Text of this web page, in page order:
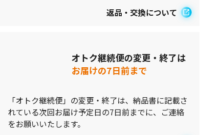
返品・交換について
オトク継続便の変更・終了は
お届けの7日前まで
「オトク継続便」の変更・終了は、納品書に記載さ
れている次回お届け予定日の7日前までに、ご連絡
をお願いいたします。